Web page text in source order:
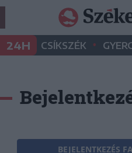
24H CSÍKSZÉK •
BEJELENTKEZÉS